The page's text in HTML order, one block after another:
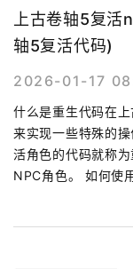
上古卷轴5复
轴5复活代码)
2026-01-17
什么是重生代码在
来实现一些特殊的
活角色的代码就称
NPC角色。 如何使